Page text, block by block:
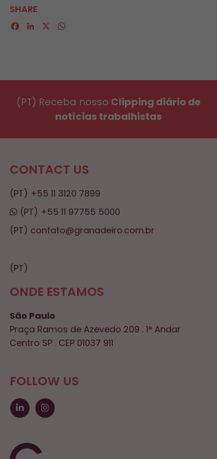
SHARE
Facebook
LinkedIn
(PT) Receba nosso Clipping diário de
notícias trabalhistas
CONTACT US
(PT) +55 11 3120 7899
(PT) +55 11 97755 5000
(PT) contato@granadeiro.com.br
(PT)
ONDE ESTAMOS
São Paulo
Praça Ramos de Azevedo 209 . 1° Andar
Centro SP . CEP 01037 911
FOLLOW US